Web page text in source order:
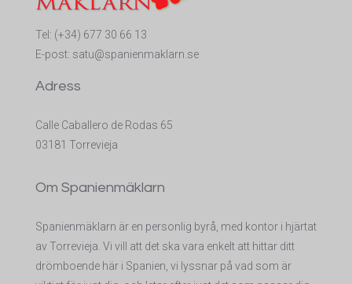
Tel: (+34) 677 30 66 13
E-post: satu@spanienmaklarn.se
Adress
Calle Caballero de Rodas 65
03181 Torrevieja
Om Spanienmäklarn
Spanienmäklarn är en personlig byrå, med kontor i hjärtat
av Torrevieja. Vi vill att det ska vara enkelt att hittar ditt
drömboende här i Spanien, vi lyssnar på vad som är